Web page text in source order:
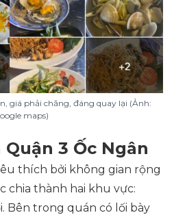
giá phải chăng, đáng quay lại (Ảnh:
maps)
3 Ốc Ngân
thích bởi không gian rộng
chia thành hai khu vực:
Bên trong quán có lối bày